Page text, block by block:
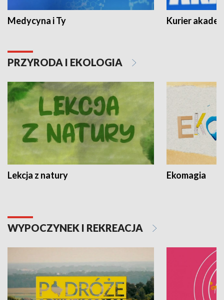
Medycyna i Ty Kurier
PRZYRODA I EKOLOGIA
Lekcja z natury Ekomagia
WYPOCZYNEK I REKREACJA